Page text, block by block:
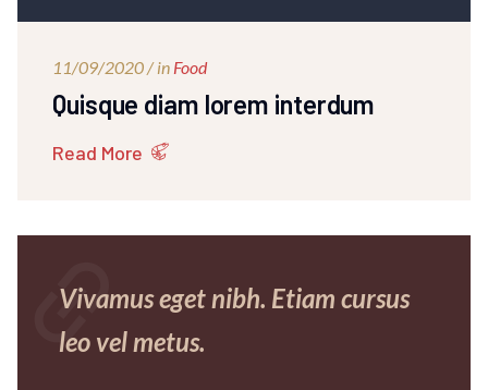
11/09/2020 / in Food
Quisque diam lorem interdum
Read More
Vivamus eget nibh. Etiam cursus
leo vel metus.